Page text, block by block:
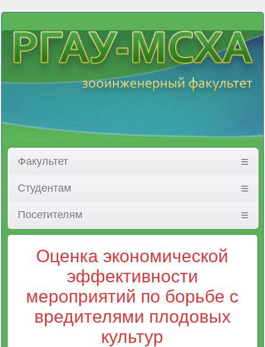
Факультет
Студентам
Посетителям
Оценка экономической
эффективности
мероприятий по борьбе с
вредителями плодовых
культур